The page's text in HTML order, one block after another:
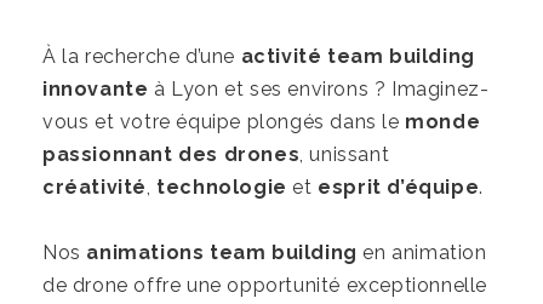
À la recherche d’une activité team building
innovante à Lyon et ses environs ? Imaginez-
vous et votre équipe plongés dans le monde
passionnant des drones , unissant
créativité technologie et esprit d’équipe.
Nos animations team building en animation
de drone offre une opportunité exceptionnelle